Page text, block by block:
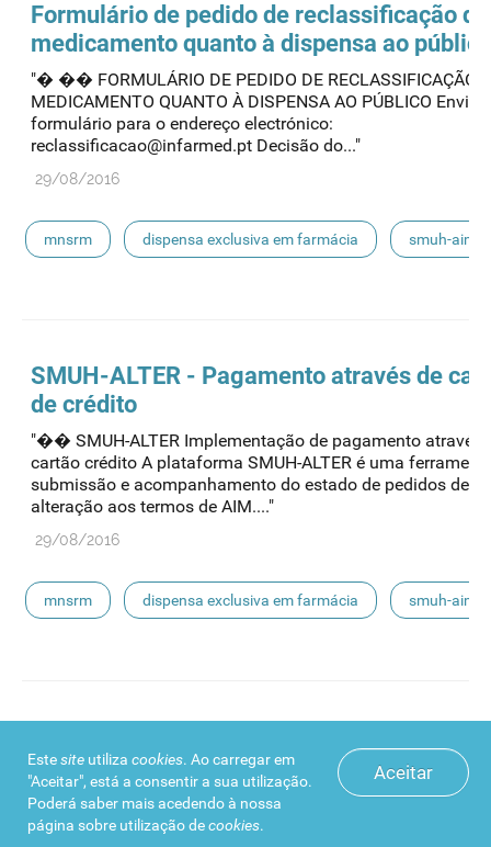
ibuprofeno paracetamol codeina buclizina
picetoprofeno contraceção de emergência
floroglucinol e simeticone
lidocaína prilocaína
Formulário de pedido de reclassificação do
medicamento quanto à dispensa ao público
"� �� FORMULÁRIO DE PEDIDO DE RECLASSIFICAÇÃO
MEDICAMENTO QUANTO À DISPENSA AO PÚBLICO Enviar
formulário para o endereço electrónico:
reclassificacao@infarmed.pt Decisão do..."
29/08/2016
mnsrm dispensa exclusiva em farmácia smuh-aim
SMUH-ALTER - Pagamento através de
de crédito
"�� SMUH-ALTER Implementação de pagamento através
cartão crédito A plataforma SMUH-ALTER é uma
submissão e acompanhamento do estado de pedidos de
alteração aos termos de AIM...."
29/08/2016
mnsrm dispensa exclusiva em farmácia smuh-aim
escoamento smuh-alter procedimentos nacionais
(EN) - versão 2, agosto 2013
" External User Manual Page 1 of 62 Version 2,
Aceitar
Estesite utiliza cookies. Ao carregar em
"Aceitar", está a consentir a sua utilização.
Poderá saber mais acedendo à nossa
página sobre utilização decookies.